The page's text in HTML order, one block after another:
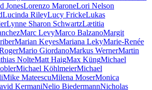
JonesLorenzo MaroneLori Nelson
Lucinda RileyLucy FrickeLukas
Lynne Sharon SchwartzLætitia
Marc LevyMarco BalzanoMargit
Marian KeyesMariana LekyMarie-Renée
Mario GiordanoMarkus WernerMartin
NolteMatt HaigMax KüngMichael
Michael KöhlmeierMichael
Mike MateescuMilena MoserMonica
KermaniNelio BiedermannNicholas